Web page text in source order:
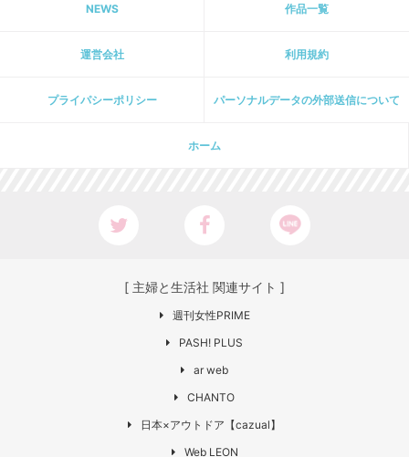
NEWS 作品一覧
運営会社 利用規約
プライパシーポリシー パーソナルデータの外部送信について
ホーム
[ 主婦と生活社 関連サイト ]
週刊女性PRIME
PASH! PLUS
ar web
CHANTO
日本×アウトドア【cazual】
Web LEON